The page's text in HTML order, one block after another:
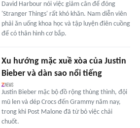
David Harbour nói việc giảm cân để đóng
'Stranger Things' rất khó khăn. Nam diễn viên
phải ăn uống khoa học và tập luyện điên cuồng
để có thân hình cơ bắp.
Xu hướng mặc xuề xòa của Justin
Bieber và dàn sao nổi tiếng
Justin Bieber mặc bộ đồ rộng thùng thình, đội
mũ len và dép Crocs đến Grammy năm nay,
trong khi Post Malone đã từ bỏ việc chải
chuốt.